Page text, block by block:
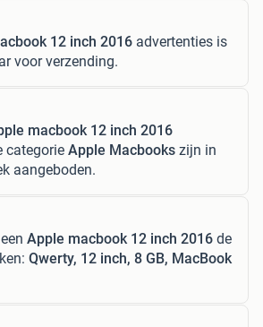
12 inch 2016 advertenties is
voor verzending.
macbook 12 inch 2016
categorie Apple Macbooks zijn in
aangeboden.
Apple macbook 12 inch 2016 de
Qwerty, 12 inch, 8 GB, MacBook